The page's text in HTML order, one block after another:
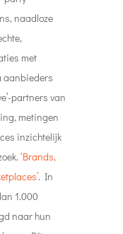
inzichtelijk
1.000
Dit
net zo